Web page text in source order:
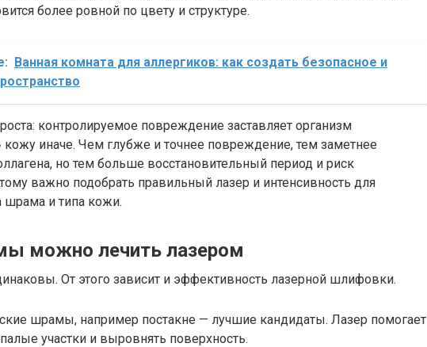
более ровной по цвету и структуре.
Ванная комната для аллергиков: как создать безопасное и
контролируемое повреждение заставляет организм
кожу иначе. Чем глубже и точнее повреждение, тем заметнее
но тем больше восстановительный период и риск
важно подобрать правильный лазер и интенсивность для
шрама и типа кожи.
можно лечить лазером
От этого зависит и эффективность лазерной шлифовки.
шрамы, например постакне — лучшие кандидаты. Лазер помогает
участки и выровнять поверхность.